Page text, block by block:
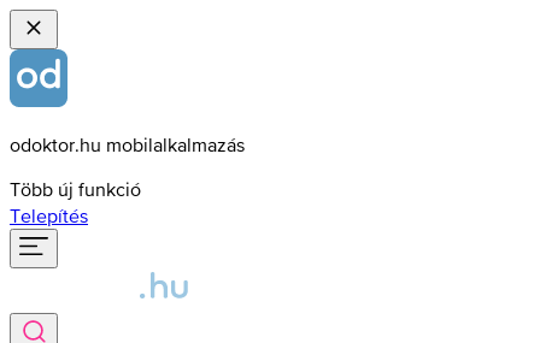
odoktor.hu mobilalkalmazás
Több új funkció
Telepítés